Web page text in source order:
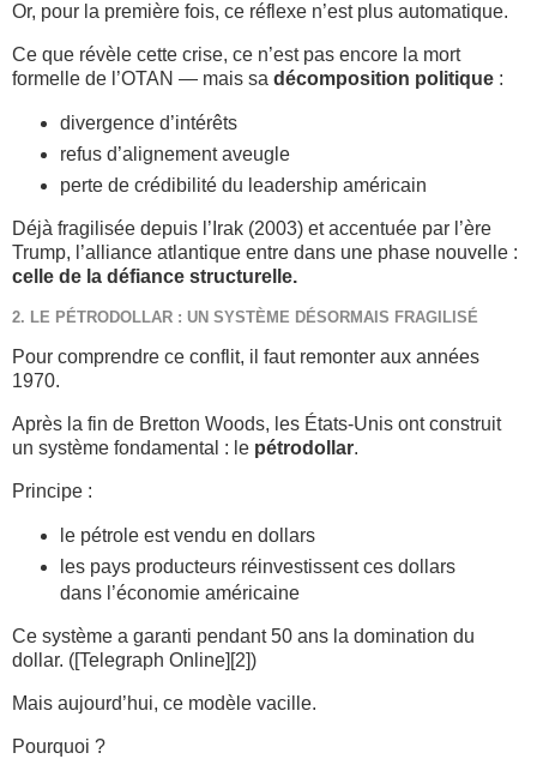
Or, pour la première fois, ce réflexe n’est plus automatique.
Ce que révèle cette crise, ce n’est pas encore la mort
formelle de l’OTAN — mais sa décomposition politique :
divergence d’intérêts
refus d’alignement aveugle
perte de crédibilité du leadership américain
Déjà fragilisée depuis l’Irak (2003) et accentuée par l’ère
Trump, l’alliance atlantique entre dans une phase nouvelle :
celle de la défiance structurelle.
2. LE PÉTRODOLLAR : UN SYSTÈME DÉSORMAIS FRAGILISÉ
Pour comprendre ce conflit, il faut remonter aux années
1970.
Après la fin de Bretton Woods, les États-Unis ont construit
un système fondamental : le pétrodollar.
Principe :
le pétrole est vendu en dollars
les pays producteurs réinvestissent ces dollars
dans l’économie américaine
Ce système a garanti pendant 50 ans la domination du
dollar. ([Telegraph Online][2])
Mais aujourd’hui, ce modèle vacille.
Pourquoi ?